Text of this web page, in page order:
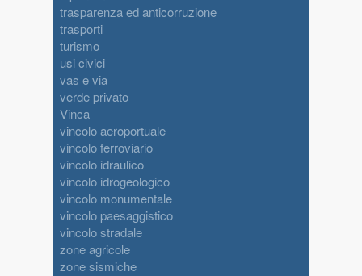
trasparenza ed anticorruzione
trasporti
turismo
usi civici
vas e via
verde privato
Vinca
vincolo aeroportuale
vincolo ferroviario
vincolo idraulico
vincolo idrogeologico
vincolo monumentale
vincolo paesaggistico
vincolo stradale
zone agricole
zone sismiche